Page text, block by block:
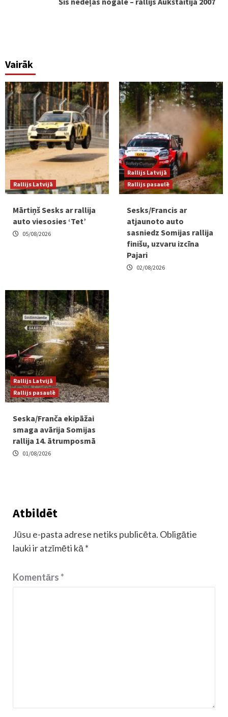
Vairāk
Rallijs Latvijā
Mārtiņš Sesks ar rallija
auto viesosies ‘Tet’
05/08/2026
Rallijs Latvijā
Rallijs pasaulē
Sesks/Francis ar
atjaunoto auto
sasniedz Somijas rallija
finišu, uzvaru izcīna
Pajari
02/08/2026
Rallijs Latvijā
Rallijs pasaulē
Seska/Franča ekipāžai
smaga avārija Somijas
rallija 14. ātrumposmā
01/08/2026
Atbildēt
Jūsu e-pasta adrese netiks publicēta. Obligātie
lauki ir atzīmēti kā *
Komentārs*